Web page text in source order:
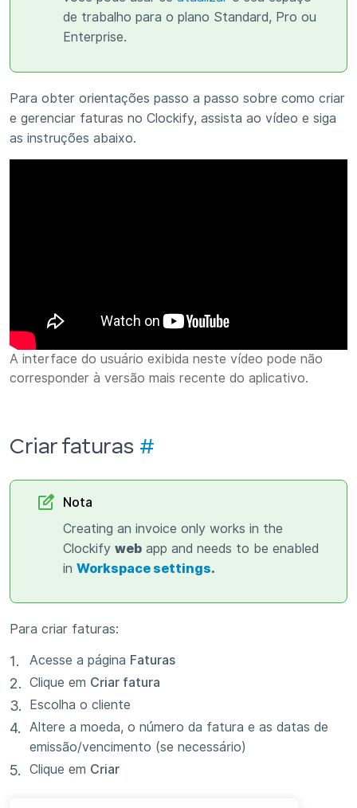
de trabalho para o plano Standard, Pro ou
Enterprise.
Para obter orientações passo a passo sobre como criar
e gerenciar faturas no Clockify, assista ao vídeo e siga
as instruções abaixo.
A interface do usuário exibida neste vídeo pode não
corresponder à versão mais recente do aplicativo.
Criar faturas #
Nota
Creating an invoice only works in the
Clockify web app and needs to be enabled
in Workspace settings.
Para criar faturas:
Acesse a página Faturas
Clique em Criar fatura
Escolha o cliente
Altere a moeda, o número da fatura e as datas de
emissão/vencimento (se necessário)
Clique em Criar